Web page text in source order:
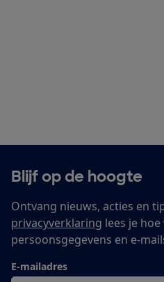
Blijf op de hoogte
Ontvang nieuws, acties en
privacyverklaring lees je
persoonsgegevens en e-
E-mailadres